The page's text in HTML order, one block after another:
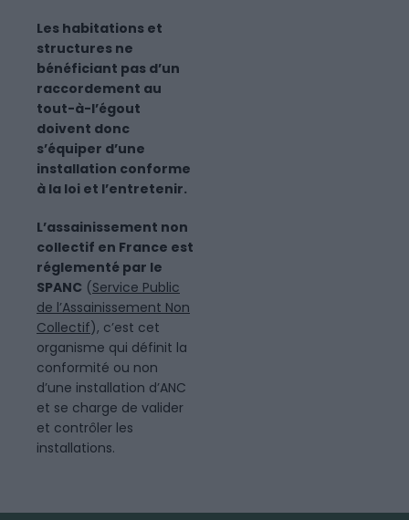
Les habitations et
structures ne
bénéficiant pas d’un
raccordement au
tout-à-l’égout
doivent donc
s’équiper d’une
installation conforme
à la loi et l’entretenir.
L’assainissement non
collectif en France est
réglementé par le
SPANC (Service Public
de l’Assainissement Non
Collectif), c’est cet
organisme qui définit la
conformité ou non
d’une installation d’ANC
et se charge de valider
et contrôler les
installations.